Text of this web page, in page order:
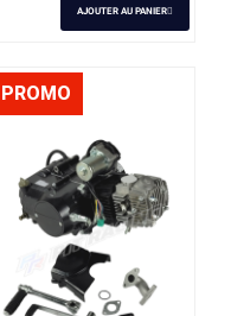
AJOUTER AU PANIER
PROMO